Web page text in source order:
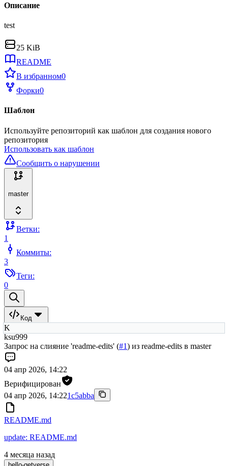
Описание
test
25 KiB
README
В избранном0
Форки0
Шаблон
Используйте репозиторий как шаблон для создания нового
репозитория
Использовать как шаблон
Сообщить о нарушении
master
Ветки:
1
Коммиты:
3
Теги:
0
Код
K
ksu999
Запрос на слияние 'readme-edits' (#1) из readme-edits в master
04 апр 2026, 14:22
Верифицирован
04 апр 2026, 14:221c5abba
README.md
update: README.md
4 месяца назад